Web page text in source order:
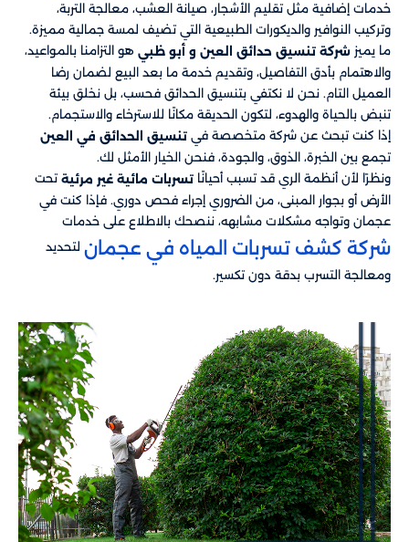
خدمات إضافية مثل تقليم الأشجار، صيانة العشب، معالجة التربة،
وتركيب النوافير والديكورات الطبيعية التي تضيف لمسة جمالية مميزة.
ما يميز شركة تنسيق حدائق العين و أبو ظبي ​​ هو التزامنا بالمواعيد،
والاهتمام بأدق التفاصيل، وتقديم خدمة ما بعد البيع لضمان رضا
العميل التام. نحن لا نكتفي بتنسيق الحدائق فحسب، بل نخلق بيئة
تنبض بالحياة والهدوء، لتكون الحديقة مكانًا للاسترخاء والاستجمام.
إذا كنت تبحث عن شركة متخصصة في تنسيق الحدائق في العين
تجمع بين الخبرة، الذوق، والجودة، فنحن الخيار الأمثل لك.
ونظرًا لأن أنظمة الري قد تسبب أحيانًا تسربات مائية غير مرئية تحت
الأرض أو بجوار المبنى، من الضروري إجراء فحص دوري. فإذا كنت في
عجمان وتواجه مشكلات مشابهه، ننصحك بالاطلاع على خدمات
شركة كشف تسربات المياه في عجمان لتحديد
ومعالجة التسرب بدقة دون تكسير.